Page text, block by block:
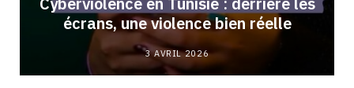
écrans, une violence bien réelle
3 AVRIL 2026